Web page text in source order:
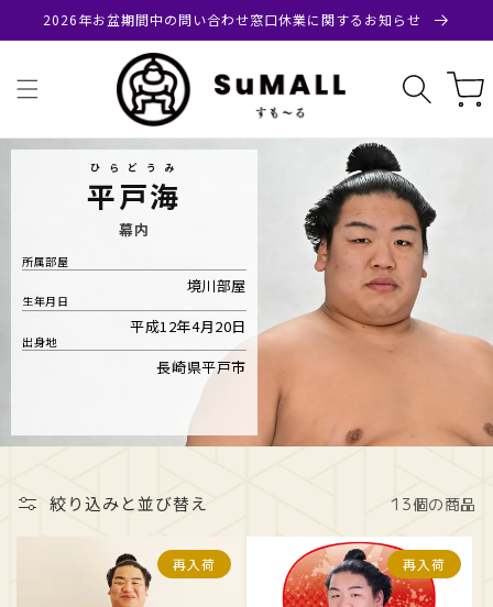
ンツに
進む
2026年お盆期間中の問い合わせ窓口休業に関するお知らせ
ー
ト
平戸海
ひらどうみ
幕内
所属部屋
境川部屋
生年月日
平成12年4月20日
出身地
長崎県平戸市
絞り込みと並び替え 13個の商品
再入荷 再入荷